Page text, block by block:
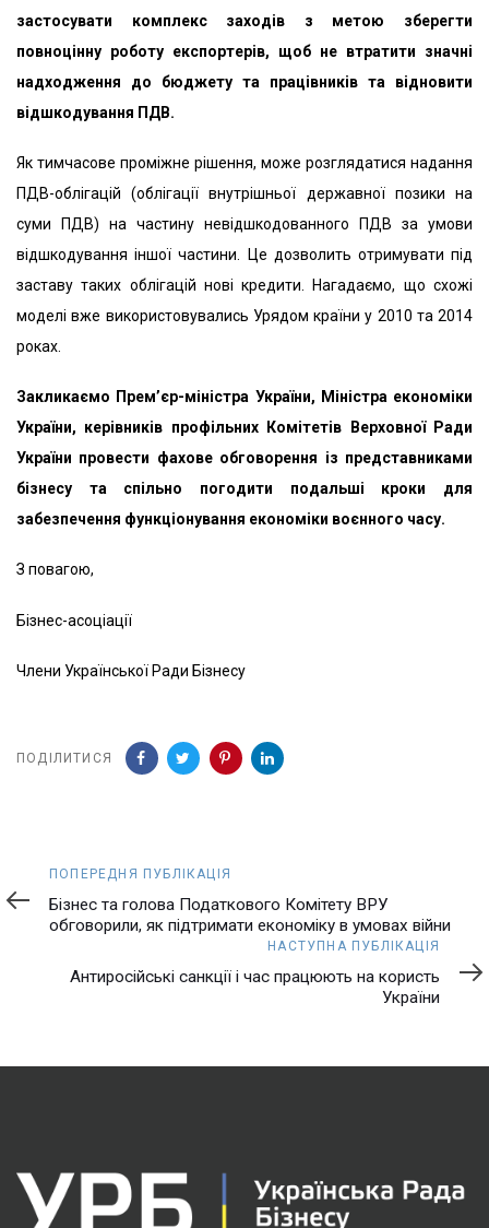
застосувати комплекс заходів з метою зберегти
повноцінну роботу експортерів, щоб не втратити значні
надходження до бюджету та працівників та відновити
відшкодування ПДВ.
Як тимчасове проміжне рішення, може розглядатися надання
ПДВ-облігацій (облігації внутрішньої державної позики на
суми ПДВ) на частину невідшкодованного ПДВ за умови
відшкодування іншої частини. Це дозволить отримувати під
заставу таких облігацій нові кредити. Нагадаємо, що схожі
моделі вже використовувались Урядом країни у 2010 та 2014
роках.
Закликаємо Прем’єр-міністра України, Міністра економіки
України, керівників профільних Комітетів Верховної Ради
України провести фахове обговорення із представниками
бізнесу та спільно погодити подальші кроки для
забезпечення функціонування економіки воєнного часу.
З повагою,
Бізнес-асоціації
Члени Української Ради Бізнесу
ПОДІЛИТИСЯ
Попередня
ПОПЕРЕДНЯ ПУБЛІКАЦІЯ
Бізнес та голова Податкового Комітету ВРУ
обговорили, як підтримати економіку в умовах війни
НАСТУПНА ПУБЛІКАЦІЯ
Антиросійські санкції і час працюють на користь
України